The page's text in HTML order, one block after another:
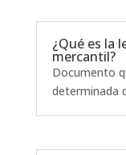
¿Qué es la
mercantil?
Documento
determinada